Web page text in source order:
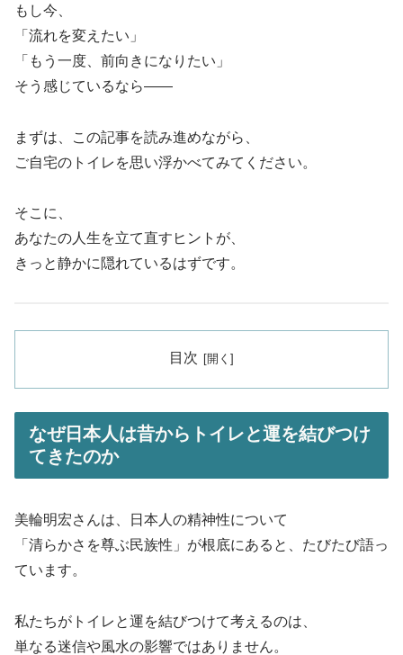
もし今、
「流れを変えたい」
「もう一度、前向きになりたい」
そう感じているなら――
まずは、この記事を読み進めながら、
ご自宅のトイレを思い浮かべてみてください。
そこに、
あなたの人生を立て直すヒントが、
きっと静かに隠れているはずです。
目次
なぜ日本人は昔からトイレと運を結びつけ
てきたのか
美輪明宏さんは、日本人の精神性について
「清らかさを尊ぶ民族性」が根底にあると、たびたび語っ
ています。
私たちがトイレと運を結びつけて考えるのは、
単なる迷信や風水の影響ではありません。